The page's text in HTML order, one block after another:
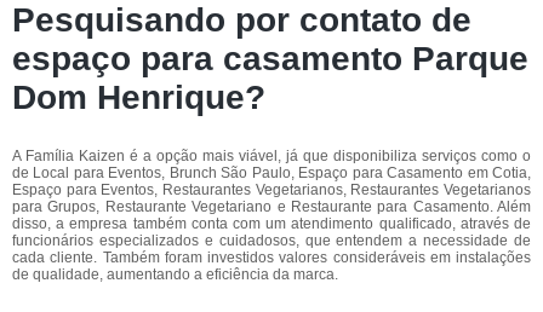
Pesquisando por contato de
espaço para casamento Parque
Dom Henrique?
A Família Kaizen é a opção mais viável, já que disponibiliza serviços como o
de Local para Eventos, Brunch São Paulo, Espaço para Casamento em Cotia,
Espaço para Eventos, Restaurantes Vegetarianos, Restaurantes Vegetarianos
para Grupos, Restaurante Vegetariano e Restaurante para Casamento. Além
disso, a empresa também conta com um atendimento qualificado, através de
funcionários especializados e cuidadosos, que entendem a necessidade de
cada cliente. Também foram investidos valores consideráveis em instalações
de qualidade, aumentando a eficiência da marca.